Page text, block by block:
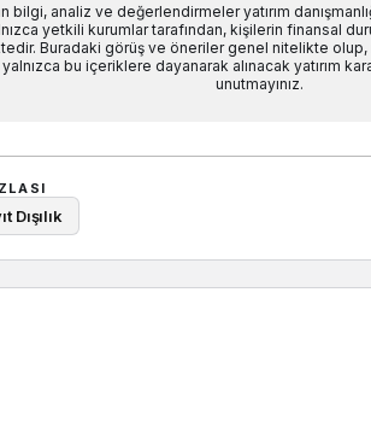
bilgi, analiz ve değerlendirmeler yatırım
yetkili kurumlar tarafından, kişilerin finansal
Buradaki görüş ve öneriler genel nitelikte
bu içeriklere dayanarak alınacak yatırım
unutmayınız.
Dışılık